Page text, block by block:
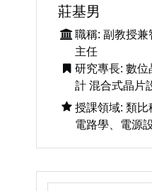
莊基男
職稱: 副教授
主任
研究專長: 數
計 混合式晶片
授課領域: 類
電路學、電源